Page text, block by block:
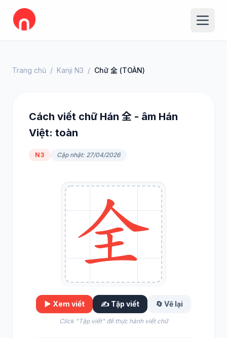
Trang chủ / Kanji N3 / Chữ 全 (TOÀN)
Cách viết chữ Hán 全 - âm Hán
Việt: toàn
N3 Cập nhật: 27/04/2026
▶️ Xem viết ✍️ Tập viết 🔄 Vẽ lại
Click "Tập viết" để thực hành viết chữ